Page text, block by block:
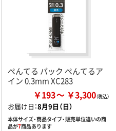
ぺんてる パック ぺんてるア
イン 0.3mm XC283
￥193 ￥3,300
お届け日：8月9日（日）
本体サイズ・商品タイプ・販売単位違いの商
品が7商品あります